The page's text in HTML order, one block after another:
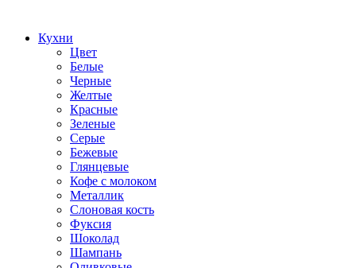
Кухни
Цвет
Белые
Черные
Желтые
Красные
Зеленые
Серые
Бежевые
Глянцевые
Кофе с молоком
Металлик
Слоновая кость
Фуксия
Шоколад
Шампань